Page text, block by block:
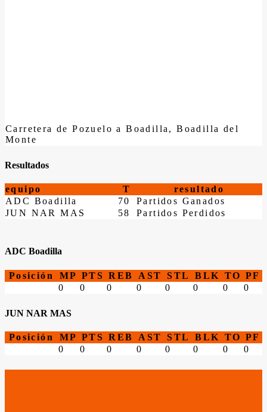
Carretera de Pozuelo a Boadilla, Boadilla del
Monte
Resultados
equipo T
resultado
ADC Boadilla
70
Partidos Ganados
JUN NAR MAS
58 Partidos Perdidos
ADC Boadilla
Posición MP PTS REB AST STL BLK TO PF
0
0 0 0 0 0 0 0
JUN NAR MAS
Posición MP PTS REB AST STL BLK TO PF
0
0 0 0 0 0 0 0